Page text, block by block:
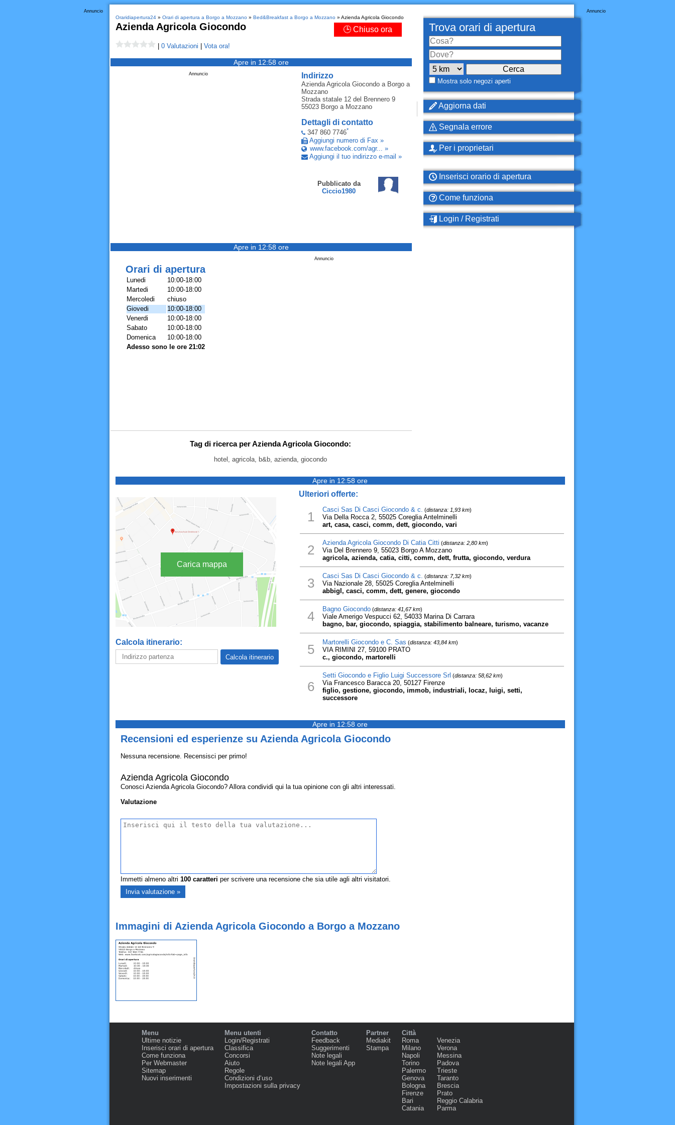
Annuncio
Oraridiapertura24» Orari di apertura a Borgo a Mozzano» Bed&Breakfast a Borgo a Mozzano» Azienda Agricola Giocondo
Azienda Agricola Giocondo 🕒 Chiuso ora
0 Valutazioni Vota ora!
Apre in 12:58 ore
Indirizzo
Azienda Agricola Giocondoa Borgo a
Mozzano
Strada statale 12 del Brennero 9
55023 Borgo a Mozzano
Dettagli di contatto
347 860 7746*
Aggiungi numero di Fax »
www.facebook.com/agr... »
Aggiungi il tuo indirizzo e-mail »
Pubblicato da
Ciccio1980
Annuncio
Apre in 12:58 ore
Annuncio
Orari di apertura
Lunedi
10:00-18:00
Martedi
10:00-18:00
Mercoledi
chiuso
Giovedi
10:00-18:00
Venerdi
10:00-18:00
Sabato
10:00-18:00
Domenica
10:00-18:00
Adesso sono le ore 21:02
Tag di ricerca per Azienda Agricola Giocondo:
hotel, agricola, b&b, azienda, giocondo
Annuncio
Trova orari di apertura
Mostra solo negozi aperti
Aggiorna dati
Segnala errore
Per i proprietari
Inserisci orario di apertura
Come funziona
Login / Registrati
Apre in 12:58 ore
Carica mappa
Calcola itinerario:
Ulteriori offerte:
1 Casci Sas Di Casci Giocondo & c. (distanza: 1,93 km)
Via Della Rocca 2, 55025 Coreglia Antelminelli
art, casa, casci, comm, dett, giocondo, vari
2 Azienda Agricola Giocondo Di Catia Citti (distanza: 2,80 km)
Via Del Brennero 9, 55023 Borgo A Mozzano
agricola, azienda, catia, citti, comm, dett, frutta, giocondo, verdura
3 Casci Sas Di Casci Giocondo & c. (distanza: 7,32 km)
Via Nazionale 28, 55025 Coreglia Antelminelli
abbigl, casci, comm, dett, genere, giocondo
4 Bagno Giocondo(distanza: 41,67 km)
Viale Amerigo Vespucci 62, 54033 Marina Di Carrara
bagno, bar, giocondo, spiaggia, stabilimento balneare, turismo, vacanze
5 Martorelli Giocondo e C. Sas (distanza: 43,84 km)
VIA RIMINI 27, 59100 PRATO
c., giocondo, martorelli
6
Setti Giocondo e Figlio Luigi Successore Srl (distanza: 58,62 km)
Via Francesco Baracca 20, 50127 Firenze
figlio, gestione, giocondo, immob, industriali, locaz, luigi, setti,
successore
Apre in 12:58 ore
Recensioni ed esperienze su Azienda Agricola Giocondo
Nessuna recensione. Recensisci per primo!
Azienda Agricola Giocondo
Conosci Azienda Agricola Giocondo? Allora condividi qui la tua opinione con gli altri interessati.
Valutazione
Immetti almeno altri 100caratteri per scrivere una recensione che sia utile agli altri visitatori.
Immagini di Azienda Agricola Giocondo a Borgo a Mozzano
Menu
Ultime notizie
Inserisci orari di apertura
Come funziona
Per Webmaster
Sitemap
Nuovi inserimenti
Menu utenti
Login/Registrati
Classifica
Concorsi
Aiuto
Regole
Condizioni d‘uso
Impostazioni sulla privacy
Contatto
Feedback
Suggerimenti
Note legali
Note legali App
Partner
Mediakit
Stampa
Città
Roma
Milano
Napoli
Torino
Palermo
Genova
Bologna
Firenze
Bari
Catania
Venezia
Verona
Messina
Padova
Trieste
Taranto
Brescia
Prato
Reggio Calabria
Parma